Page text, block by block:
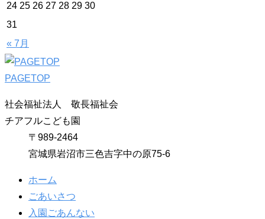
« 7月
24 25 26 27 28 29 30
31
PAGETOP
社会福祉法人 敬長福祉会
チアフルこども園
〒989-2464
宮城県岩沼市三色吉字中の原75-6
ホーム
ごあいさつ
入園ごあんない